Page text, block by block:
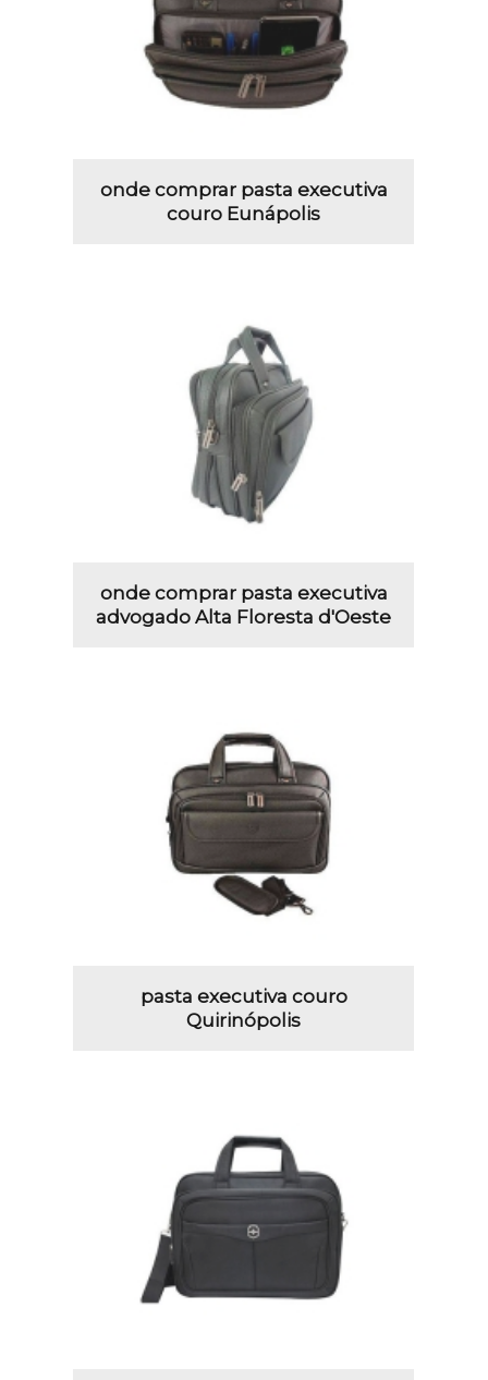
onde comprar pasta executiva
couro Eunápolis
onde comprar pasta executiva
advogado Alta Floresta d'Oeste
pasta executiva couro
Quirinópolis